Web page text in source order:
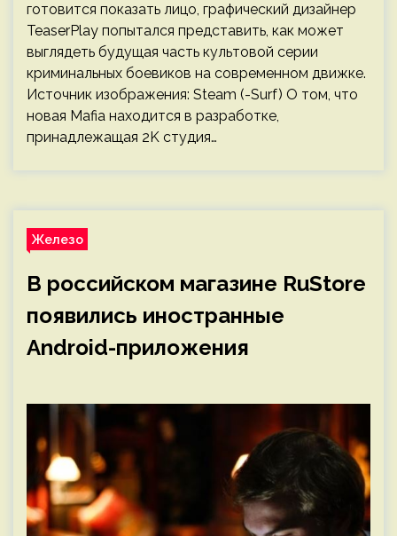
готовится показать лицо, графический дизайнер
TeaserPlay попытался представить, как может
выглядеть будущая часть культовой серии
криминальных боевиков на современном движке.
Источник изображения: Steam (-Surf) О том, что
новая Mafia находится в разработке,
принадлежащая 2K студия…
Железо
В российском магазине RuStore
появились иностранные
Android-приложения